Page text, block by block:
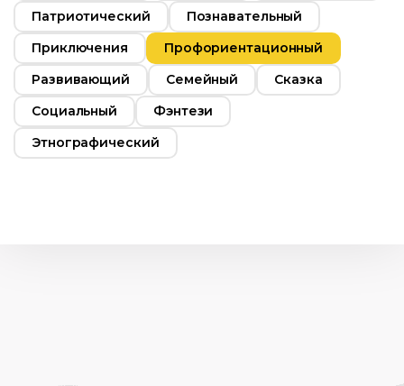
Патриотический
Познавательный
Приключения
Профориентационный
Развивающий
Семейный
Сказка
Социальный
Фэнтези
Этнографический